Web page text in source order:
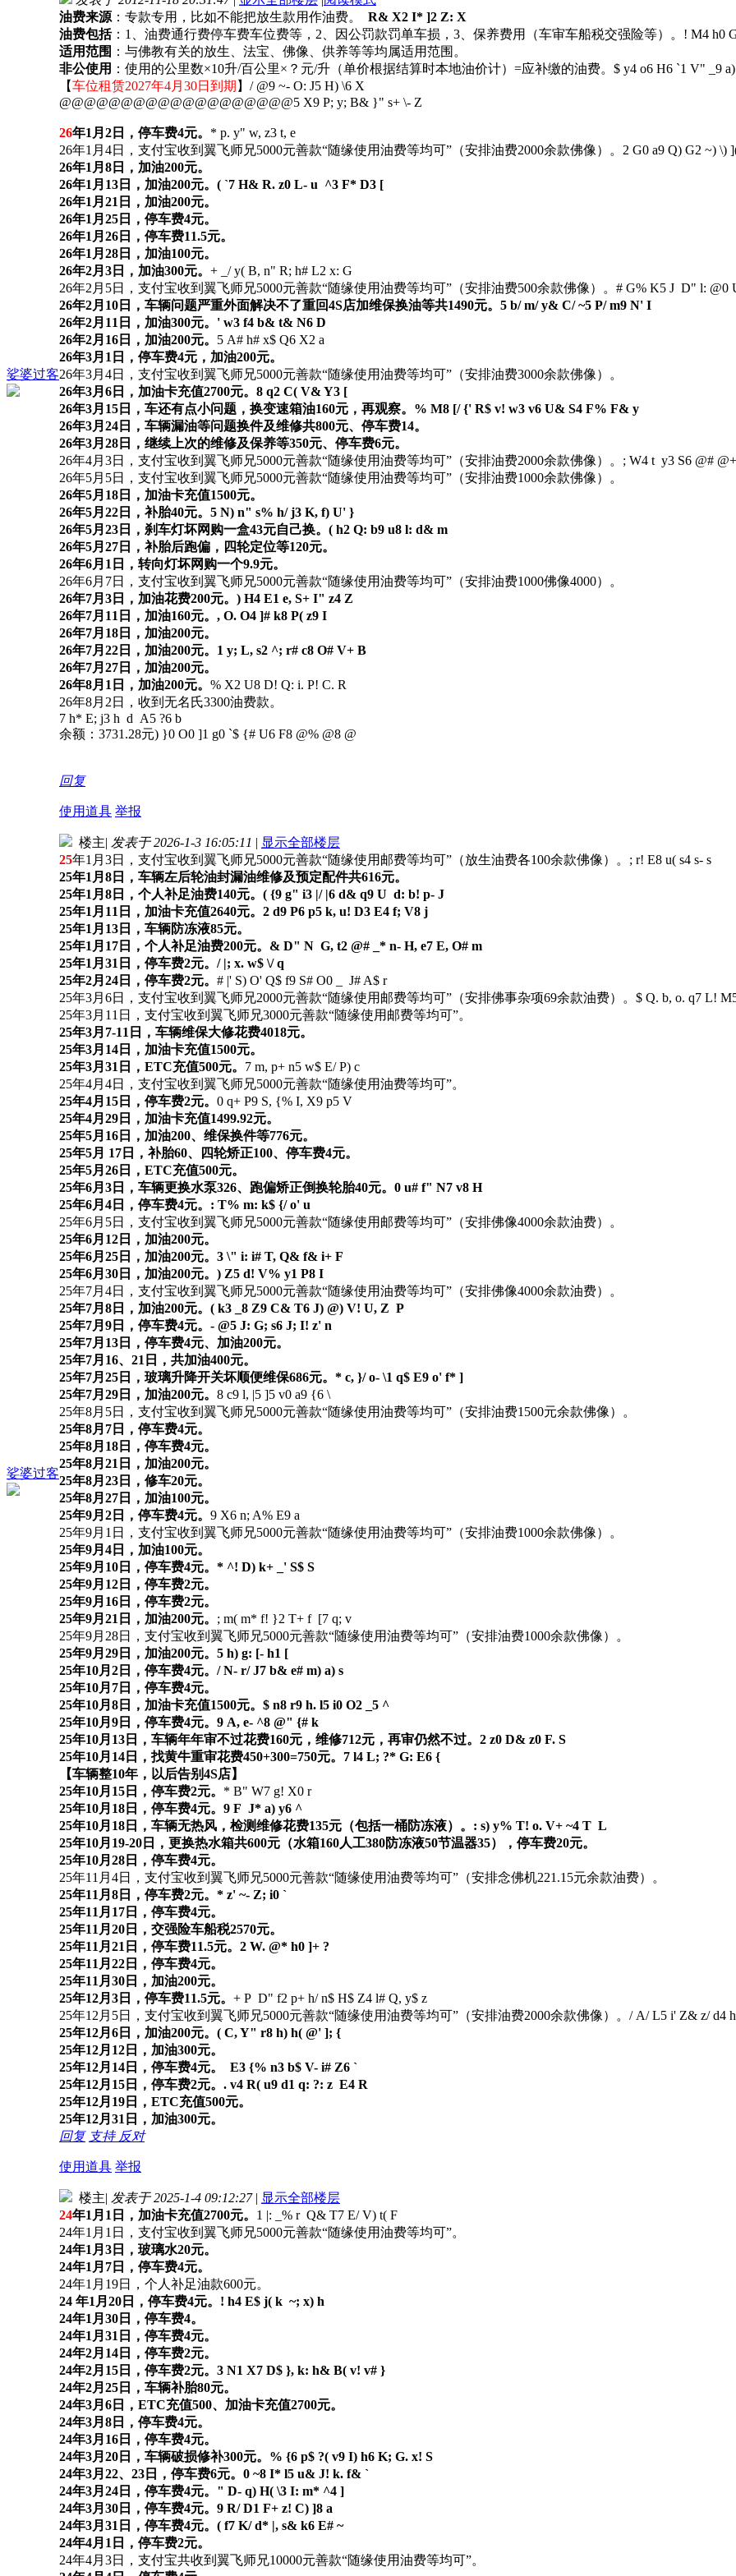
娑婆过客
油费来源 ：专款专用，比如不能把放生款用作油费。
R& X2 I* ]2 Z: X
油费包括：1、油费通行费停车费车位费等，2、因公罚款罚单车损，3、保养费用（车审车船税交强险等）。 ! M4 h0
适用范围 ：与佛教有关的放生、法宝、佛像、供养等等均属适用范围。
非公使用 ：使用的公里数×10升/百公里×？元/升（单价根据结算时本地油价计）=应补缴的油费。 $ y4 o6 H6 `1 V" _9
【车位租赁2027年4月30日到期 】 / @9 ~- O: J5 H) \6 X
@@@@@@@@@@@@@@@@@@@5 X9 P; y; B& }" s+ \- Z
26年1月2日，停车费4元。 * p. y" w, z3 t, e
26年1月4日，支付宝收到翼飞师兄5000元善款“随缘使用油费等均可”（安排油费2000余款佛像）。 2 G0 a9 Q) G2 ~) \)
26年1月8日，加油200元。
26年1月13日，加油200元。 ( `7 H& R. z0 L- u ^3 F* D3 [
26年1月21日，加油200元。
26年1月25日，停车费4元。
26年1月26日，停车费11.5元。
26年1月28日，加油100元。
26年2月3日，加油300元。 + _/ y( B, n" R; h# L2 x: G
26年2月5日，支付宝收到翼飞师兄5000元善款“随缘使用油费等均可”（安排油费500余款佛像）。 # G% K5 J D" l: @0
26年2月10日，车辆问题严重外面解决不了重回4S店加维保换油等共1490元。 5 b/ m/ y& C/ ~5 P/ m9 N' I
26年2月11日，加油300元。 ' w3 f4 b& t& N6 D
26年2月16日，加油200元。 5 A# h# x$ Q6 X2 a
26年3月1日，停车费4元，加油200元。
26年3月4日，支付宝收到翼飞师兄5000元善款“随缘使用油费等均可”（安排油费3000余款佛像）。
26年3月6日，加油卡充值2700元。 8 q2 C( V& Y3 [
26年3月15日，车还有点小问题，换变速箱油160元，再观察。 % M8 [/ {' R$ v! w3 v6 U& S4 F% F& y
26年3月24日，车辆漏油等问题换件及维修共800元、停车费14。
26年3月28日，继续上次的维修及保养等350元、停车费6元。
26年4月3日，支付宝收到翼飞师兄5000元善款“随缘使用油费等均可”（安排油费2000余款佛像）。 ; W4 t y3 S6 @#
26年5月5日，支付宝收到翼飞师兄5000元善款“随缘使用油费等均可”（安排油费1000余款佛像）。
26年5月18日，加油卡充值1500元。
26年5月22日，补胎40元。 5 N) n" s% h/ j3 K, f) U' }
26年5月23日，刹车灯坏网购一盒43元自己换。 ( h2 Q: b9 u8 l: d& m
26年5月27日，补胎后跑偏，四轮定位等120元。
26年6月1日，转向灯坏网购一个9.9元。
26年6月7日，支付宝收到翼飞师兄5000元善款“随缘使用油费等均可”（安排油费1000佛像4000）。
26年7月3日，加油花费200元。 ) H4 E1 e, S+ I" z4 Z
26年7月11日，加油160元。 , O. O4 ]# k8 P( z9 I
26年7月18日，加油200元。
26年7月22日，加油200元。 1 y; L, s2 ^; r# c8 O# V+ B
26年7月27日，加油200元。
26年8月1日，加油200元。 % X2 U8 D! Q: i. P! C. R
26年8月2日，收到无名氏3300油费款。
7 h* E; j3 h d A5 ?6 b
余额：3731.28元) }0 O0 ]1 g0 `$ {# U6 F8 @% @8 @
回复
使用道具 举报
娑婆过客
楼主| 发表于 2026-1-3 16:05:11 | 显示全部楼层
25年1月3日，支付宝收到翼飞师兄5000元善款“随缘使用邮费等均可”（放生油费各100余款佛像）。 ; r! E8 u( s4 s- s
25年1月8日，车辆左后轮油封漏油维修及预定配件共616元。
25年1月8日，个人补足油费140元。 ( {9 g" i3 |/ |6 d& q9 U d: b! p- J
25年1月11日，加油卡充值2640元。 2 d9 P6 p5 k, u! D3 E4 f; V8 j
25年1月13日，车辆防冻液85元。
25年1月17日，个人补足油费200元。 & D" N G, t2 @# _* n- H, e7 E, O# m
25年1月31日，停车费2元。 / |; x. w$ \/ q
25年2月24日，停车费2元。 # |' S) O' Q$ f9 S# O0 _ J# A$ r
25年3月6日，支付宝收到翼飞师兄2000元善款“随缘使用邮费等均可”（安排佛事杂项69余款油费）。 $ Q. b, o. q7 L!
25年3月11日，支付宝收到翼飞师兄3000元善款“随缘使用邮费等均可”。
25年3月7-11日，车辆维保大修花费4018元。
25年3月14日，加油卡充值1500元。
25年3月31日，ETC充值500元。 7 m, p+ n5 w$ E/ P) c
25年4月4日，支付宝收到翼飞师兄5000元善款“随缘使用油费等均可”。
25年4月15日，停车费2元。 0 q+ P9 S, {% I, X9 p5 V
25年4月29日，加油卡充值1499.92元。
25年5月16日，加油200、维保换件等776元。
25年5月 17日，补胎60、四轮矫正100、停车费4元。
25年5月26日，ETC充值500元。
25年6月3日，车辆更换水泵326、跑偏矫正倒换轮胎40元。 0 u# f" N7 v8 H
25年6月4日，停车费4元。 : T% m: k$ {/ o' u
25年6月5日，支付宝收到翼飞师兄5000元善款“随缘使用邮费等均可”（安排佛像4000余款油费）。
25年6月12日，加油200元。
25年6月25日，加油200元。 3 \" i: i# T, Q& f& i+ F
25年6月30日，加油200元。 ) Z5 d! V% y1 P8 I
25年7月4日，支付宝收到翼飞师兄5000元善款“随缘使用油费等均可”（安排佛像4000余款油费）。
25年7月8日，加油200元。 ( k3 _8 Z9 C& T6 J) @) V! U, Z P
25年7月9日，停车费4元。 - @5 J: G; s6 J; I! z' n
25年7月13日，停车费4元、加油200元。
25年7月16、21日，共加油400元。
25年7月25日，玻璃升降开关坏顺便维保686元。 * c, }/ o- \1 q$ E9 o' f* ]
25年7月29日，加油200元。 8 c9 l, |5 ]5 v0 a9 {6 \
25年8月5日，支付宝收到翼飞师兄5000元善款“随缘使用油费等均可”（安排油费1500元余款佛像）。
25年8月7日，停车费4元。
25年8月18日，停车费4元。
25年8月21日，加油200元。
25年8月23日，修车20元。
25年8月27日，加油100元。
25年9月2日，停车费4元。 9 X6 n; A% E9 a
25年9月1日，支付宝收到翼飞师兄5000元善款“随缘使用油费等均可”（安排油费1000余款佛像）。
25年9月4日，加油100元。
25年9月10日，停车费4元。 * ^! D) k+ _' S$ S
25年9月12日，停车费2元。
25年9月16日，停车费2元。
25年9月21日，加油200元。 ; m( m* f! }2 T+ f [7 q; v
25年9月28日，支付宝收到翼飞师兄5000元善款“随缘使用油费等均可”（安排油费1000余款佛像）。
25年9月29日，加油200元。 5 h) g: [- h1 [
25年10月2日，停车费4元。 / N- r/ J7 b& e# m) a) s
25年10月7日，停车费4元。
25年10月8日，加油卡充值1500元。 $ n8 r9 h. l5 i0 O2 _5 ^
25年10月9日，停车费4元。 9 A, e- ^8 @" {# k
25年10月13日，车辆年年审不过花费160元，维修712元，再审仍然不过。 2 z0 D& z0 F. S
25年10月14日，找黄牛重审花费450+300=750元。 7 l4 L; ?* G: E6 {
【车辆整10年，以后告别4S店】
25年10月15日，停车费2元。 * B" W7 g! X0 r
25年10月18日，停车费4元。 9 F J* a) y6 ^
25年10月18日，车辆无热风，检测维修花费135元（包括一桶防冻液）。 : s) y% T! o. V+ ~4 T L
25年10月19-20日，更换热水箱共600元（水箱160人工380防冻液50节温器35），停车费20元。
25年10月28日，停车费4元。
25年11月4日，支付宝收到翼飞师兄5000元善款“随缘使用油费等均可”（安排念佛机221.15元余款油费）。
25年11月8日，停车费2元。 * z' ~- Z; i0 `
25年11月17日，停车费4元。
25年11月20日，交强险车船税2570元。
25年11月21日，停车费11.5元。 2 W. @* h0 ]+ ?
25年11月22日，停车费4元。
25年11月30日，加油200元。
25年12月3日，停车费11.5元。 + P D" f2 p+ h/ n$ H$ Z4 l# Q, y$ z
25年12月5日，支付宝收到翼飞师兄5000元善款“随缘使用油费等均可”（安排油费2000余款佛像）。 / A/ L5 i' Z& z/ d4 h
25年12月6日，加油200元。 ( C, Y" r8 h) h( @' ]; {
25年12月12日，加油300元。
25年12月14日，停车费4元。
E3 {% n3 b$ V- i# Z6 `
25年12月15日，停车费2元。 . v4 R( u9 d1 q: ?: z E4 R
25年12月19日，ETC充值500元。
25年12月31日，加油300元。
回复 支持 反对
使用道具 举报
楼主| 发表于 2025-1-4 09:12:27 | 显示全部楼层
24年1月1日，加油卡充值2700元。 1 |: _% r Q& T7 E/ V) t( F
24年1月1日，支付宝收到翼飞师兄5000元善款“随缘使用油费等均可”。
24年1月3日，玻璃水20元。
24年1月7日，停车费4元。
24年1月19日，个人补足油款600元。
24 年1月20日，停车费4元。 ! h4 E$ j( k ~; x) h
24年1月30日，停车费4。
24年1月31日，停车费4元。
24年2月14日，停车费2元。
24年2月15日，停车费2元。 3 N1 X7 D$ }, k: h& B( v! v# }
24年2月25日，车辆补胎80元。
24年3月6日，ETC充值500、加油卡充值2700元。
24年3月8日，停车费4元。
24年3月16日，停车费4元。
24年3月20日，车辆破损修补300元。 % {6 p$ ?( v9 I) h6 K; G. x! S
24年3月22、23日，停车费6元。 0 ~8 I* l5 u& J! k. f& `
24年3月24日，停车费4元。 " D- q) H( \3 I: m* ^4 ]
24年3月30日，停车费4元。 9 R/ D1 F+ z! C) ]8 a
24年3月31日，停车费4元。 ( f7 K/ d* |, s& k6 E# ~
24年4月1日，停车费2元。
24年4月3日，支付宝共收到翼飞师兄10000元善款“随缘使用油费等均可”。